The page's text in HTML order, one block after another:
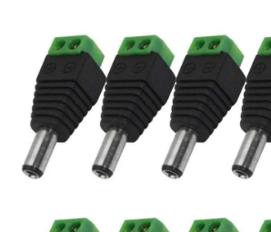
Ativar tradutor em libras